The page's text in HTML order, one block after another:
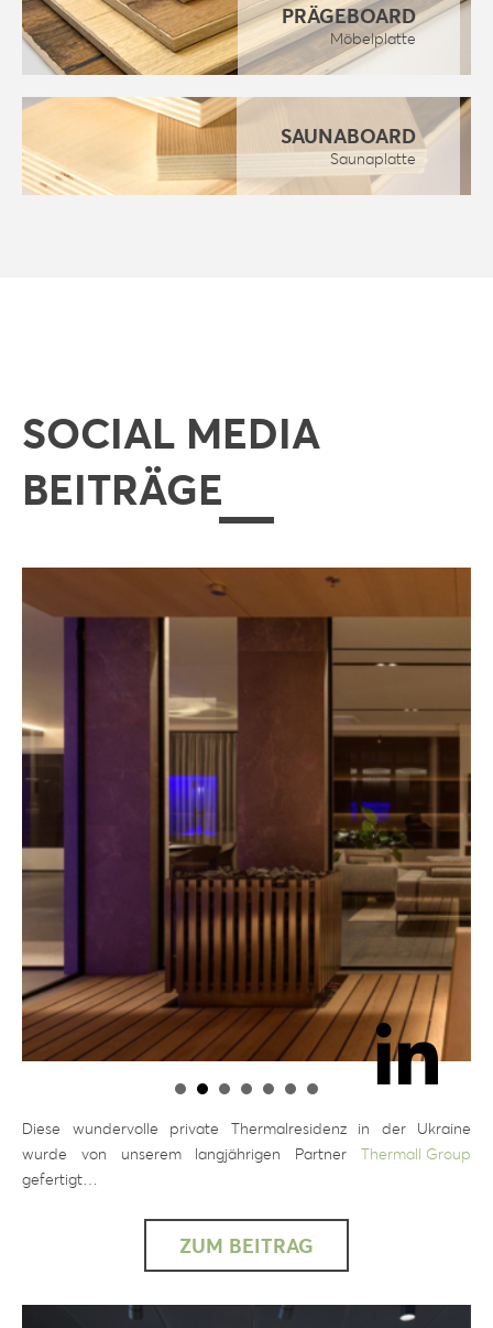
PRÄGEBOARD
Möbelplatte
SAUNABOARD
Saunaplatte
SOCIAL MEDIA
BEITRÄGE
Diese wundervolle private Thermalresidenz in der Ukraine
wurde von unserem langjährigen Partner Thermall Group
gefertigt…
ZUM BEITRAG